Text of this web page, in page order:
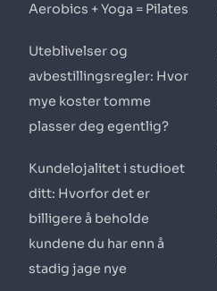
Aerobics + Yoga = Pilates
Uteblivelser og
avbestillingsregler: Hvor
mye koster tomme
plasser deg egentlig?
Kundelojalitet i studioet
ditt: Hvorfor det er
billigere å beholde
kundene du har enn å
stadig jage nye